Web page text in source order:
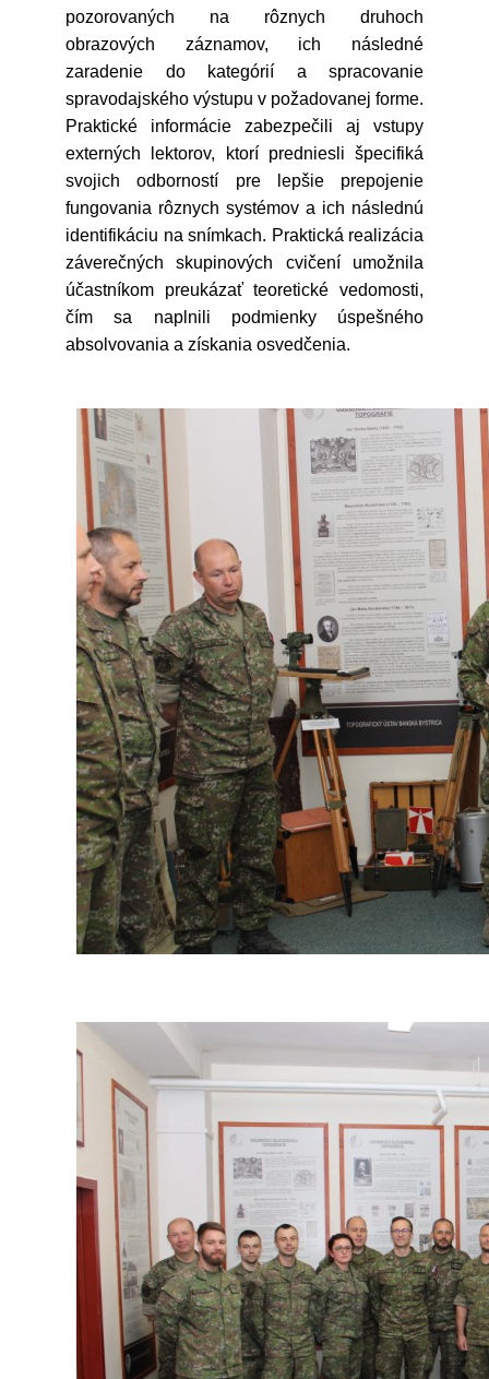
pozorovaných na rôznych druhoch
obrazových záznamov, ich následné
zaradenie do kategórií a spracovanie
spravodajského výstupu v požadovanej forme.
Praktické informácie zabezpečili aj vstupy
externých lektorov, ktorí predniesli špecifiká
svojich odborností pre lepšie prepojenie
fungovania rôznych systémov a ich následnú
identifikáciu na snímkach. Praktická realizácia
záverečných skupinových cvičení umožnila
účastníkom preukázať teoretické vedomosti,
čím sa naplnili podmienky úspešného
absolvovania a získania osvedčenia.